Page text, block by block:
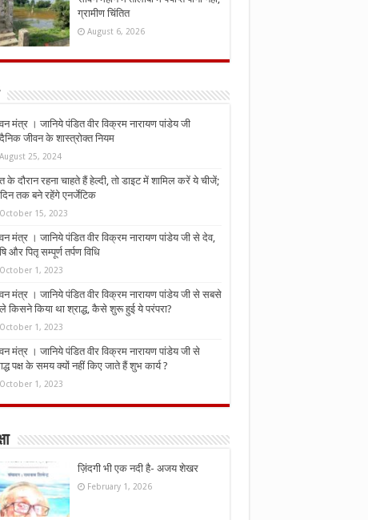
ग्रामीण चिंतित
August 6, 2026
मंत्र । जानिये पंडित वीर विक्रम नारायण पांडेय जी
जीवन के शास्त्रोक्त नियम
August 25, 2024
के दौरान रहना चाहते हैं हेल्दी, तो डाइट में शामिल करें ये चीजें;
दिन तक बने रहेंगे एनर्जेटिक
October 15, 2023
मंत्र । जानिये पंडित वीर विक्रम नारायण पांडेय जी से देव,
और पितृ सम्पूर्ण तर्पण विधि
October 1, 2023
मंत्र । जानिये पंडित वीर विक्रम नारायण पांडेय जी से सबसे
किसने किया था श्राद्ध, कैसे शुरू हुई ये परंपरा?
October 1, 2023
मंत्र । जानिये पंडित वीर विक्रम नारायण पांडेय जी से
पक्ष के समय क्यों नहीं किए जाते हैं शुभ कार्य ?
October 1, 2023
ज़िंदगी भी एक नदी है- अजय शेखर
February 1, 2026